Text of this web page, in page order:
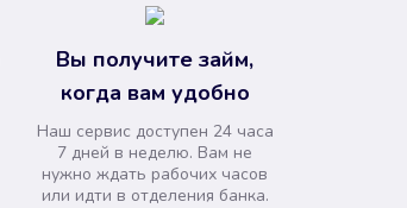
Вы получите займ,
когда вам удобно
Наш сервис доступен 24 часа
7 дней в неделю. Вам не
нужно ждать рабочих часов
или идти в отделения банка.